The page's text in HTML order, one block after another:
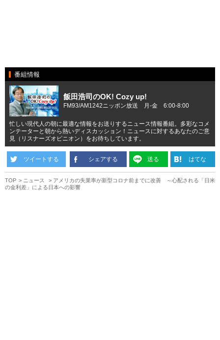
番組情報
飯田浩司のOK! Cozy up!
FM93/AM1242ニッポン放送 月-金 6:00-8:00
忙しい現代人の朝に最適な情報をお送りするニュース情報番組。多彩なコメ
ンテーターと朝から熱いディスカッション！ニュースに対するあなたのご意
見（リスナーズオピニオン）をお待ちしています。
ツイートする シェアする 送る はてな
TOP ニュース
アメリカの失業率が新型コロナ前までに改善 ～心配される「日米
の金利差」による日本への影響